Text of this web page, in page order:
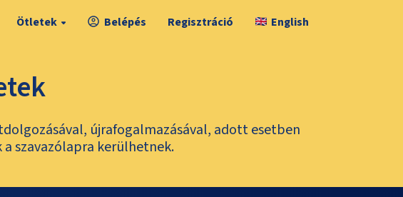
Ötletek Belépés Regisztráció English
újrafogalmazásával, adott esetben
szavazólapra kerülhetnek.